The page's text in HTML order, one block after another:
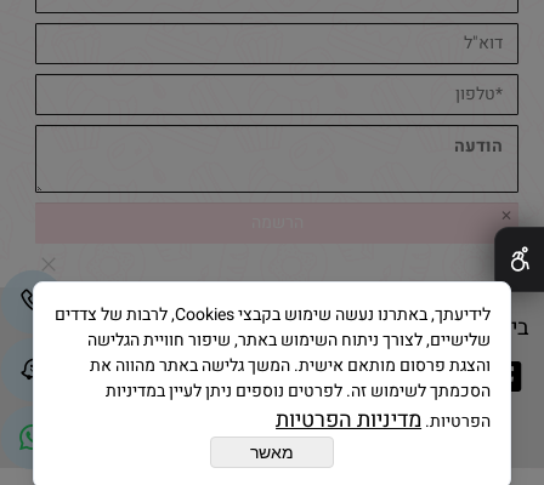
בייק אנד קייק © 2025 All Rights Reserved
✕
לידיעתך, באתרנו נעשה שימוש בקבצי Cookies, לרבות של צדדים
שלישיים, לצורך ניתוח השימוש באתר, שיפור חוויית הגלישה
והצגת פרסום מותאם אישית. המשך גלישה באתר מהווה את
הסכמתך לשימוש זה. לפרטים נוספים ניתן לעיין במדיניות
הפרטיות.מדיניות הפרטיות
מאשר